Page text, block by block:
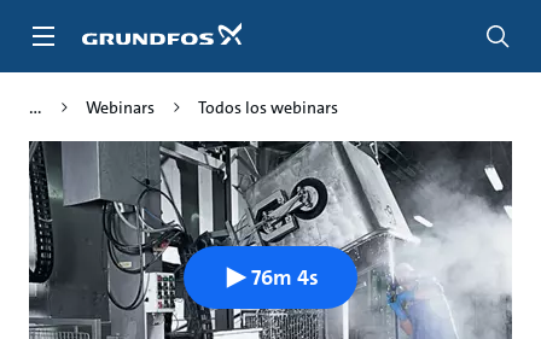
Webinars Todos los webinars
76m 4s